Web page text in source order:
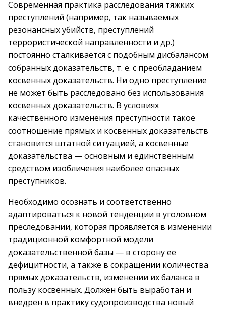
Современная практика расследования тяжких
преступлений (например, так называемых
резонансных убийств, преступлений
террористической направленности и др.)
постоянно сталкивается с подобным дисбалансом
собранных доказательств, т. е. с преобладанием
косвенных доказательств. Ни одно преступление
не может быть расследовано без использования
косвенных доказательств. В условиях
качественного изменения преступности такое
соотношение прямых и косвенных доказательств
становится штатной ситуацией, а косвенные
доказательства — основным и единственным
средством изобличения наиболее опасных
преступников.
Необходимо осознать и соответственно
адаптироваться к новой тенденции в уголовном
преследовании, которая проявляется в изменении
традиционной комфортной модели
доказательственной базы — в сторону ее
дефицитности, а также в сокращении количества
прямых доказательств, изменении их баланса в
пользу косвенных. Должен быть выработан и
внедрен в практику судопроизводства новый